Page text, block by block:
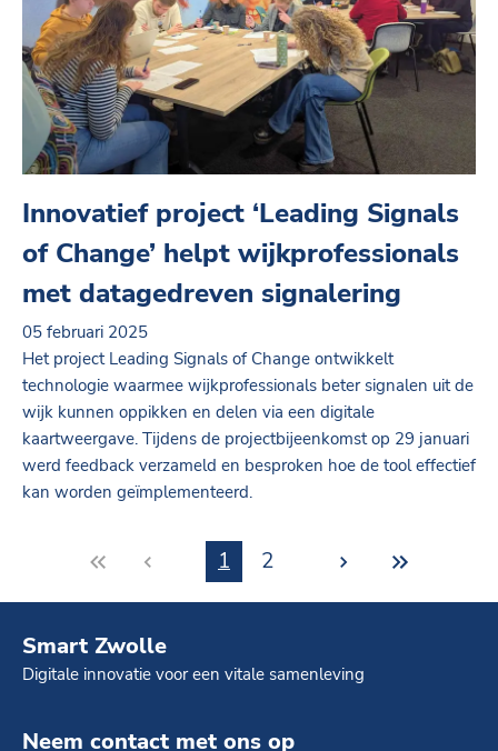
Innovatief project ‘Leading Signals
of Change’ helpt wijkprofessionals
met datagedreven signalering
05 februari 2025
Het project Leading Signals of Change ontwikkelt
technologie waarmee wijkprofessionals beter signalen uit de
wijk kunnen oppikken en delen via een digitale
kaartweergave. Tijdens de projectbijeenkomst op 29 januari
werd feedback verzameld en besproken hoe de tool effectief
kan worden geïmplementeerd.
1 2
Smart Zwolle
Digitale innovatie voor een vitale samenleving
Neem contact met ons op